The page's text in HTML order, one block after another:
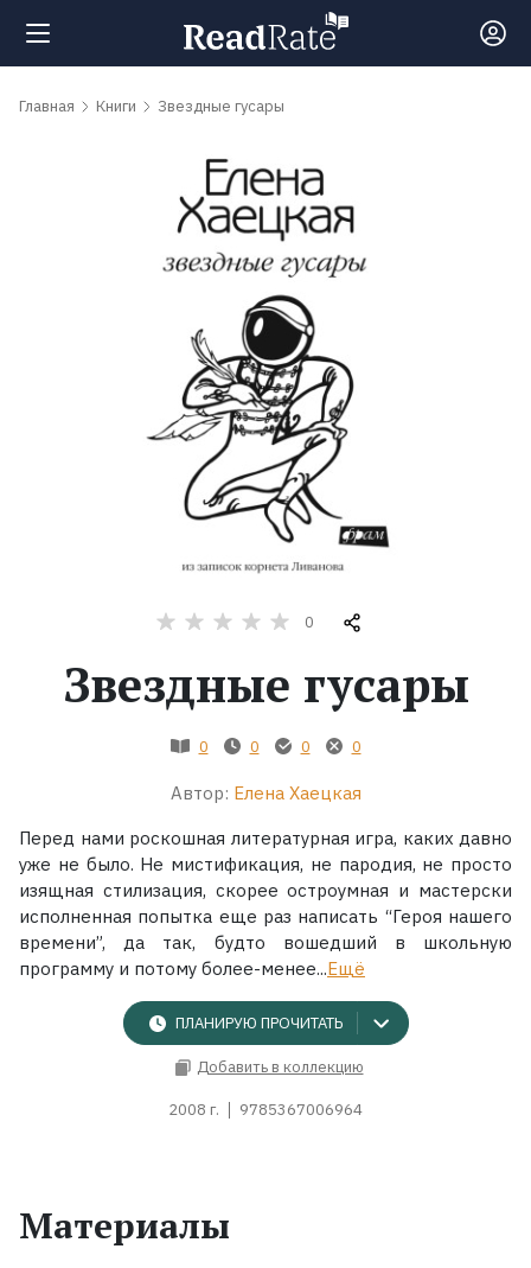
Поиск
обсуждаемые
Экранизации
Главная Книги Звездные гусары
0
Звездные гусары
0 0 0 0
Автор: Елена Хаецкая
Перед нами роскошная литературная игра, каких давно
уже не было. Не мистификация, не пародия, не просто
изящная стилизация, скорее остроумная и мастерски
исполненная попытка еще раз написать “Героя нашего
времени”, да так, будто вошедший в школьную
программу и потому более-менее...Ещё
ПЛАНИРУЮ ПРОЧИТАТЬ
Добавить в коллекцию
2008 г. 9785367006964
Материалы